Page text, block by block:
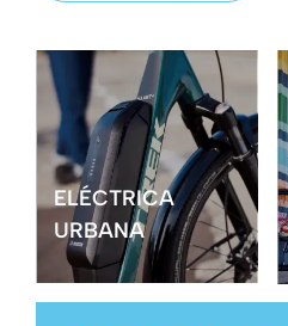
ELÉCTRICA
URBANA